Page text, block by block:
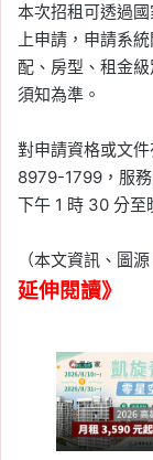
本次招租可透過
上申請，申請系
配、房型、租金
須知為準。
對申請資格或文
8979-1799，服
下午 1 時 30 分至
（本文資訊、圖
延伸閱讀》